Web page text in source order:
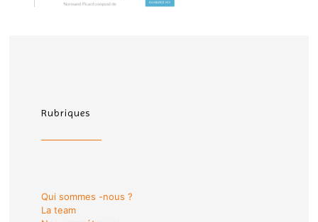
Rubriques
Qui sommes -nous ?
La team